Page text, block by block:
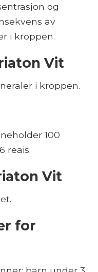
og
av
i kroppen.
Vit
i kroppen.
100
reais.
Vit
for